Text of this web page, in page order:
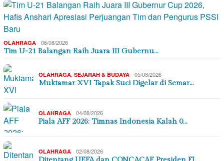
OLAHRAGA 06/08/2026
Tim U-21 Balangan Raih Juara III Gubernu…
OLAHRAGA SEJARAH & BUDAYA 05/08/2026
Muktamar XVI Tapak Suci Digelar di Semar…
OLAHRAGA 04/08/2026
Piala AFF 2026: Timnas Indonesia Kalah 0…
OLAHRAGA 02/08/2026